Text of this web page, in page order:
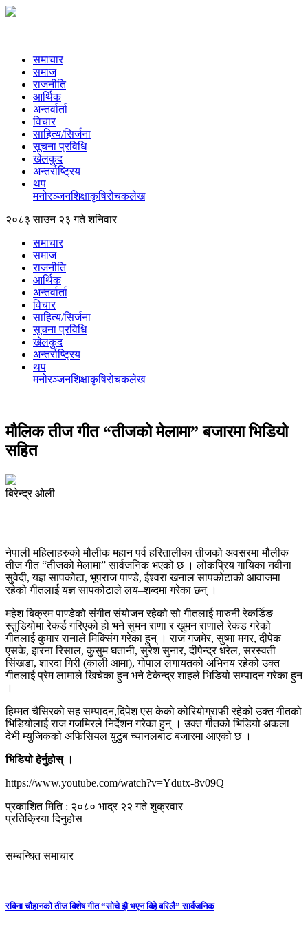
समाचार
समाज
राजनीति
आर्थिक
अन्तर्वार्ता
विचार
साहित्य/सिर्जना
सूचना प्रविधि
खेलकुद
अन्तर्राष्ट्रिय
थप
मनोरञ्‍जनशिक्षाकृषिरोचकलेख
२०८३ साउन २३ गते शनिवार
समाचार
समाज
राजनीति
आर्थिक
अन्तर्वार्ता
विचार
साहित्य/सिर्जना
सूचना प्रविधि
खेलकुद
अन्तर्राष्ट्रिय
थप
मनोरञ्‍जनशिक्षाकृषिरोचकलेख
मौलिक तीज गीत “तीजको मेलामा” बजारमा भिडियो
सहित
बिरेन्द्र ओली
नेपाली महिलाहरुको मौलीक महान पर्व हरितालीका तीजको अवसरमा मौलीक
तीज गीत “तीजको मेलामा” सार्वजनिक भएको छ । लोकप्रिय गायिका नवीना
सुवेदी, यज्ञ सापकोटा, भूपराज पाण्डे, ईश्वरा खनाल सापकोटाको आवाजमा
रहेको गीतलाई यज्ञ सापकोटाले लय–शब्दमा गरेका छन् ।
महेश बिक्रम पाण्डेको संगीत संयोजन रहेको सो गीतलाई मारुनी रेकर्डिङ
स्तुडियोमा रेकर्ड गरिएको हो भने सुमन राणा र खुमन राणाले रेकड गरेको
गीतलाई कुमार रानाले मिक्सिंग गरेका हुन् । राज गजमेर, सुष्मा मगर, दीपेक
एसके, झरना रिसाल, कुसुम घतानी, सुरेश सुनार, दीपेन्द्र धरेल, सरस्वती
सिंखडा, शारदा गिरी (काली आमा), गोपाल लगायतको अभिनय रहेको उक्त
गीतलाई प्रेम लामाले खिचेका हुन भने टेकेन्द्र शाहले भिडियो सम्पादन गरेका हुन
।
हिम्मत चैसिरको सह सम्पादन,दिपेश एस केको कोरियोग्राफी रहेको उक्त गीतको
भिडियोलाई राज गजमिरले निर्देशन गरेका हुन् । उक्त गीतको भिडियो अकला
देभी म्युजिकको अफिसियल युटुब च्यानलबाट बजारमा आएको छ ।
भिडियो हेर्नुहोस् ।
https://www.youtube.com/watch?v=Ydutx-8v09Q
प्रकाशित मिति : २०८० भाद्र २२ गते शुक्रवार
प्रतिक्रिया दिनुहोस
सम्बन्धित समाचार
रबिना चौहानको तीज बिशेष गीत “सोचे झै भएन बिहे बरिलै” सार्वजनिक